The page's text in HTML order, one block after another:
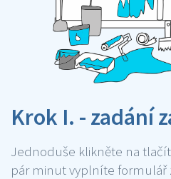
Krok I. - zadání
Jednoduše klikněte na
pár minut vyplníte formulář